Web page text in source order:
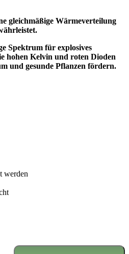
gleichmäßige Wärmeverteilung
Spektrum für explosives
hohen Kelvin und roten Dioden
und gesunde Pflanzen fördern.
werden